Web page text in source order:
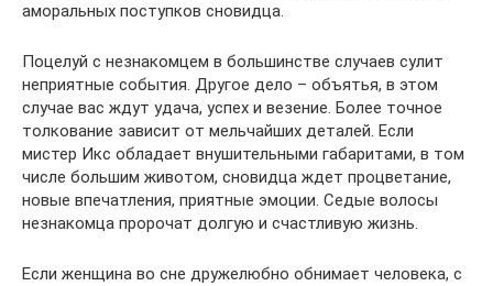
аморальных поступков сновидца.
Поцелуй с незнакомцем в большинстве случаев сулит
неприятные события. Другое дело – объятья, в этом
случае вас ждут удача, успех и везение. Более точное
толкование зависит от мельчайших деталей. Если
мистер Икс обладает внушительными габаритами, в том
числе большим животом, сновидца ждет процветание,
новые впечатления, приятные эмоции. Седые волосы
незнакомца пророчат долгую и счастливую жизнь.
Если женщина во сне дружелюбно обнимает человека, с